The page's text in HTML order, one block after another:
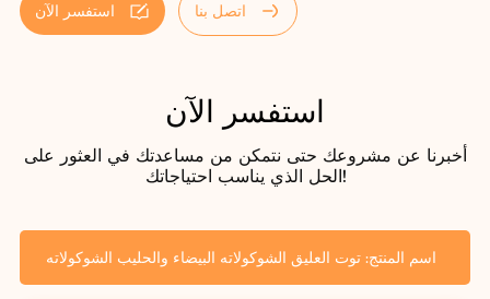
استفسر الآن اتصل بنا
استفسر الآن
أخبرنا عن مشروعك حتى نتمكن من مساعدتك في العثور على
الحل الذي يناسب احتياجاتك!
اسم المنتج: توت العليق الشوكولاته البيضاء والحليب الشوكولاته